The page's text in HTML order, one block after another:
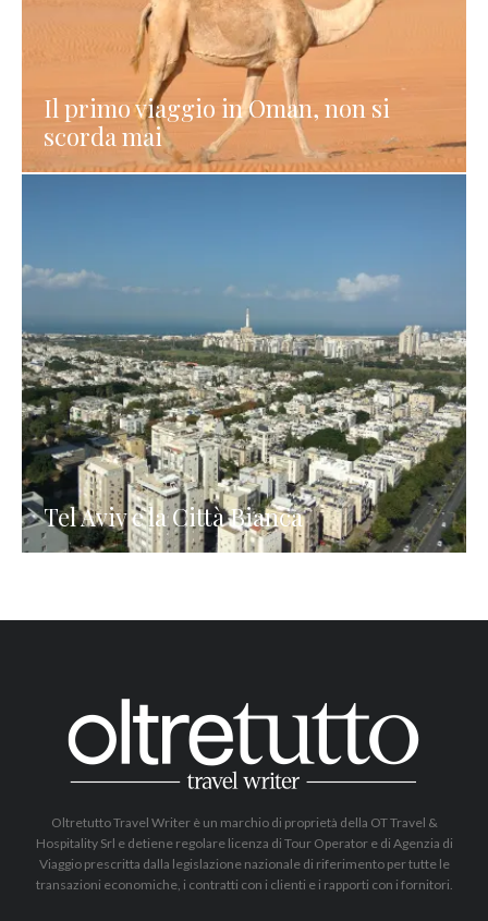
Il primo viaggio in Oman, non si
scorda mai
Tel Aviv e la Città Bianca
Oltretutto Travel Writer è un marchio di proprietà della OT Travel &
Hospitality Srl e detiene regolare licenza di Tour Operator e di Agenzia di
Viaggio prescritta dalla legislazione nazionale di riferimento per tutte le
transazioni economiche, i contratti con i clienti e i rapporti con i fornitori.